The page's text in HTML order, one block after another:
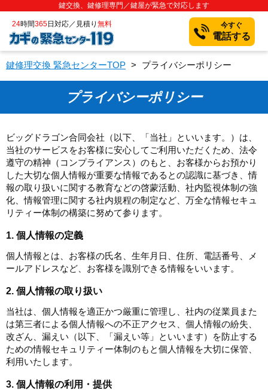
鍵交換、鍵修理専門／鍵屋が緊急で対応します
24時間365日対応／見積り 無料 今すぐ
電話する
鍵修理交換 緊急センターTOP > プライバシーポリシー
プライバシーポリシー
ビッグドラゴン合同会社（以下、「当社」といいます。）は、
当社のサービスをお客様に安心してご利用いただくため、法令
遵守の精神（コンプライアンス）のもと、お客様からお預かり
した大切な個人情報が重要な情報であるとの認識に基づき、情
報の取り扱いに関する教育などの啓蒙活動、社内監視体制の強
化、情報管理に関する社内規程の制定など、万全な情報セキュ
リティー体制の構築に努めて参ります。
1. 個人情報の定義
個人情報とは、お客様の氏名、生年月日、住所、電話番号、メ
ールアドレスなど、お客様を識別できる情報をいいます。
2. 個人情報の取り扱い
当社は、個人情報を適正かつ厳重に管理し、社内の従業員また
は第三者による個人情報への不正アクセス、個人情報の紛失、
改ざん、漏えい（以下、「漏えい等」といいます）を防止する
ための情報セキュリティー体制のもと個人情報を大切に保管、
利用いたします。
3. 個人情報の利用・提供